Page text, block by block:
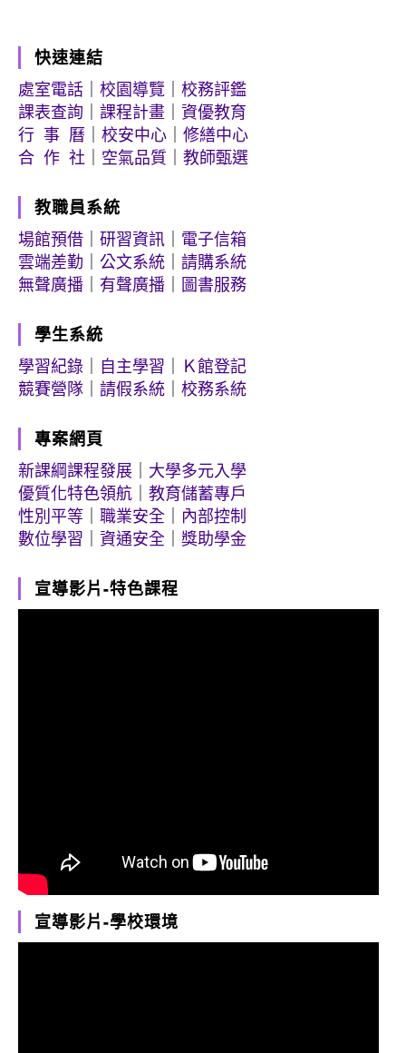
快速連結
處室電話
校園導覽
校務評鑑
課表查詢
課程計畫
資優教育
行 事 曆
校安中心
修繕中心
合 作 社
空氣品質 教師甄選
教職員系統
場館預借
研習資訊
電子信箱
雲端差勤
公文系統
請購系統
無聲廣播
有聲廣播 圖書服務
學生系統
學習紀錄
自主學習
Ｋ館登記
競賽營隊
請假系統 校務系統
專案網頁
新課綱課程發展
大學多元入學
優質化特色領航
教育儲蓄專戶
性別平等
職業安全
內部控制
數位學習
資通安全 獎助學金
宣導影片-特色課程
宣導影片-學校環境